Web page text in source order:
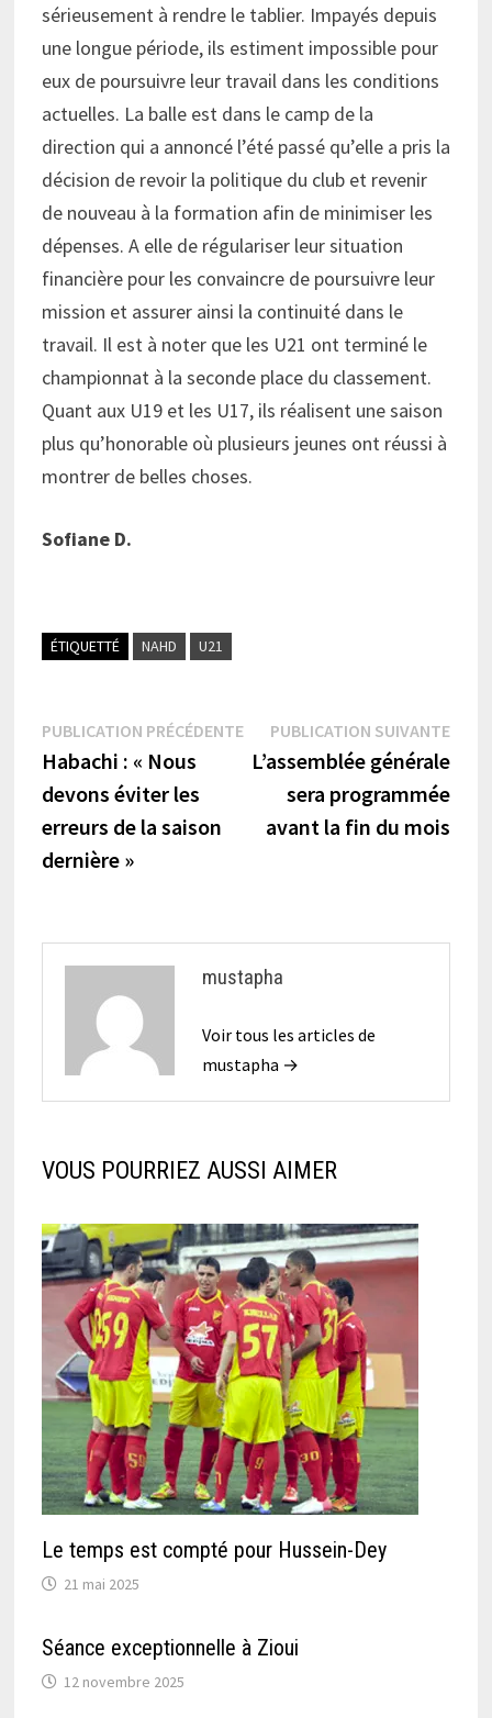
sérieusement à rendre le tablier. Impayés depuis
une longue période, ils estiment impossible pour
eux de poursuivre leur travail dans les conditions
actuelles. La balle est dans le camp de la
direction qui a annoncé l’été passé qu’elle a pris la
décision de revoir la politique du club et revenir
de nouveau à la formation afin de minimiser les
dépenses. A elle de régulariser leur situation
financière pour les convaincre de poursuivre leur
mission et assurer ainsi la continuité dans le
travail. Il est à noter que les U21 ont terminé le
championnat à la seconde place du classement.
Quant aux U19 et les U17, ils réalisent une saison
plus qu’honorable où plusieurs jeunes ont réussi à
montrer de belles choses.
Sofiane D.
ÉTIQUETTÉ NAHD U21
Navigation
de
l’article
PUBLICATION PRÉCÉDENTEPublication
précédente :
Habachi : « Nous
devons éviter les
erreurs de la saison
dernière »
PUBLICATION SUIVANTE
L’assemblée générale
sera programmée
avant la fin du mois
mustapha
Voir tous les articles de
mustapha →
VOUS POURRIEZ AUSSI AIMER
Le temps est compté pour Hussein-Dey
21 mai 2025
Séance exceptionnelle à Zioui
12 novembre 2025